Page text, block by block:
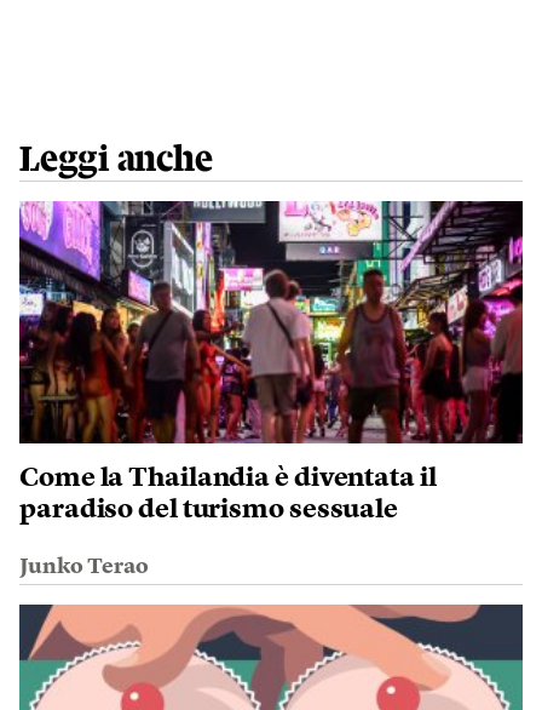
Leggi anche
Come la Thailandia è diventata il
paradiso del turismo sessuale
Junko Terao